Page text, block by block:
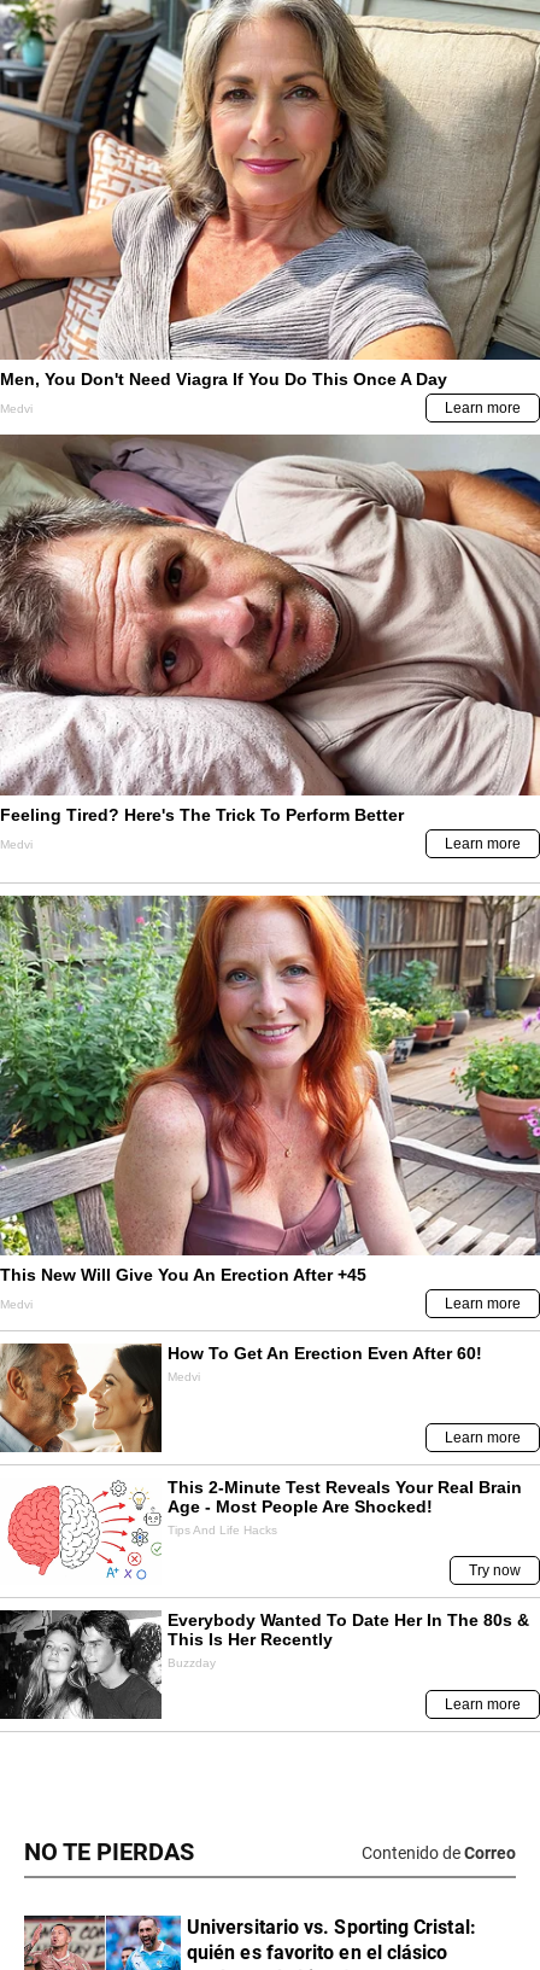
NO TE PIERDAS Contenido deCorreo
Universitario vs. Sporting Cristal:
quién es favorito en el clásico